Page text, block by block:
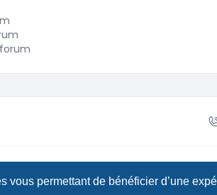
permettant de bénéficier d’une
Leenoz